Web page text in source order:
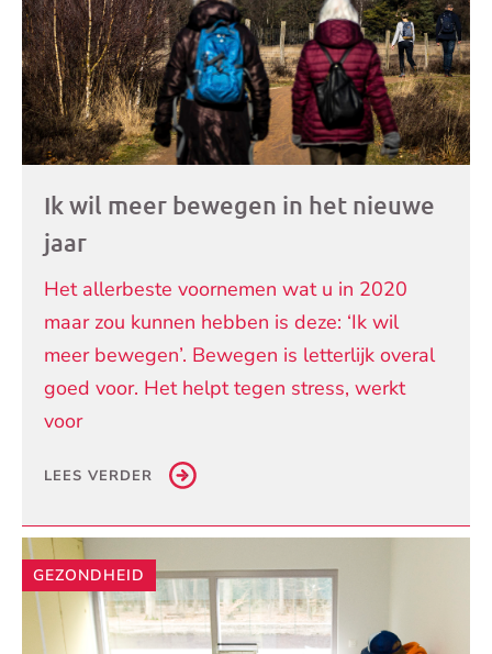
Ik wil meer bewegen in het nieuwe
jaar
Het allerbeste voornemen wat u in 2020
maar zou kunnen hebben is deze: ‘Ik wil
meer bewegen’. Bewegen is letterlijk overal
goed voor. Het helpt tegen stress, werkt
voor
LEES VERDER
GEZONDHEID